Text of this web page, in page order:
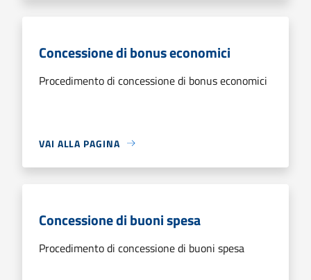
Concessione di bonus economici
Procedimento di concessione di bonus economici
VAI ALLA PAGINA
Concessione di buoni spesa
Procedimento di concessione di buoni spesa